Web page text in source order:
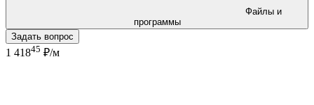
программы
Задать вопрос
1 41845 ₽/м